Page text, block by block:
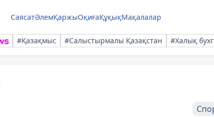
СаясатӘлемҚаржыОқиғаҚұқықМақалалар
#Қазақмыс #Салыстырмалы Қазақстан #Халық